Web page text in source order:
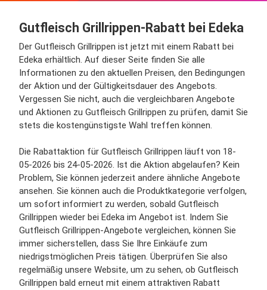
Gutfleisch Grillrippen-Rabatt bei Edeka
Der Gutfleisch Grillrippen ist jetzt mit einem Rabatt bei
Edeka erhältlich. Auf dieser Seite finden Sie alle
Informationen zu den aktuellen Preisen, den Bedingungen
der Aktion und der Gültigkeitsdauer des Angebots.
Vergessen Sie nicht, auch die vergleichbaren Angebote
und Aktionen zu Gutfleisch Grillrippen zu prüfen, damit Sie
stets die kostengünstigste Wahl treffen können.
Die Rabattaktion für Gutfleisch Grillrippen läuft von 18-
05-2026 bis 24-05-2026. Ist die Aktion abgelaufen? Kein
Problem, Sie können jederzeit andere ähnliche Angebote
ansehen. Sie können auch die Produktkategorie verfolgen,
um sofort informiert zu werden, sobald Gutfleisch
Grillrippen wieder bei Edeka im Angebot ist. Indem Sie
Gutfleisch Grillrippen-Angebote vergleichen, können Sie
immer sicherstellen, dass Sie Ihre Einkäufe zum
niedrigstmöglichen Preis tätigen. Überprüfen Sie also
regelmäßig unsere Website, um zu sehen, ob Gutfleisch
Grillrippen bald erneut mit einem attraktiven Rabatt